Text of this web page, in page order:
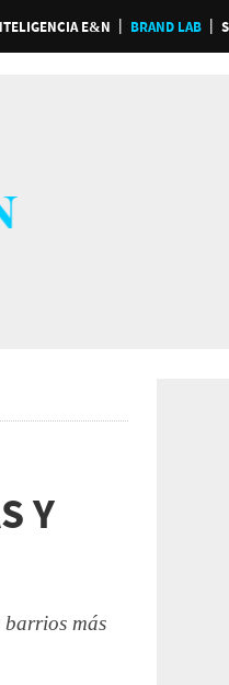
E&N BRAND LAB
Y
barrios más